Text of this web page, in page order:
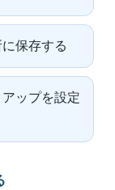
保存する
ップを設定